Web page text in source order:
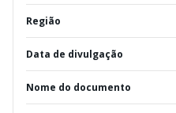
Região
Data de divulgação
Nome do documento